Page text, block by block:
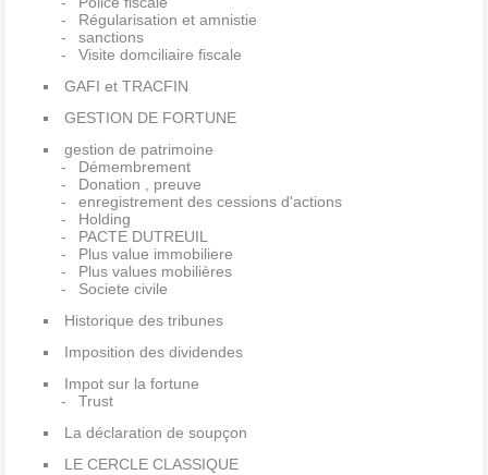
Régularisation et amnistie
sanctions
Visite domciliaire fiscale
GAFI et TRACFIN
GESTION DE FORTUNE
gestion de patrimoine
Démembrement
Donation , preuve
enregistrement des cessions d'actions
Holding
PACTE DUTREUIL
Plus value immobiliere
Plus values mobilières
Societe civile
Historique des tribunes
Imposition des dividendes
Impot sur la fortune
Trust
La déclaration de soupçon
LE CERCLE CLASSIQUE